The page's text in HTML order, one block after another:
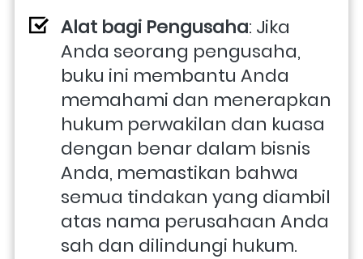
Alat bagi Pengusaha: Jika
Anda seorang pengusaha,
buku ini membantu Anda
memahami dan menerapkan
hukum perwakilan dan kuasa
dengan benar dalam bisnis
Anda, memastikan bahwa
semua tindakan yang diambil
atas nama perusahaan Anda
sah dan dilindungi hukum.